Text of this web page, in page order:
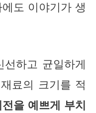
도 이야기가 생
하고 균일하게
료의 크기를 적
을 예쁘게 부치